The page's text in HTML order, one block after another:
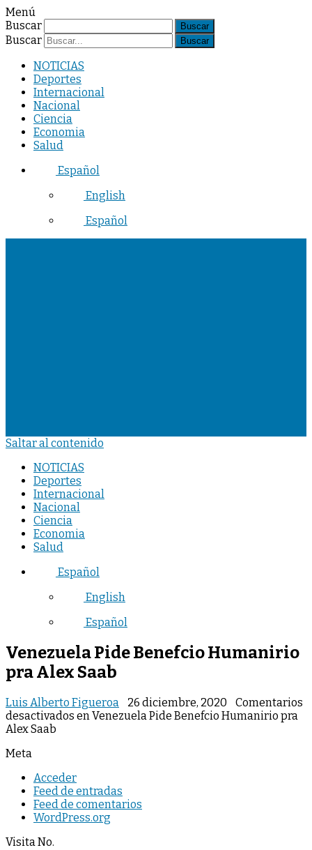
Menú
Buscar
Buscar
NOTICIAS
Deportes
Internacional
Nacional
Ciencia
Economia
Salud
Español
English
Español
Saltar al contenido
NOTICIAS
Deportes
Internacional
Nacional
Ciencia
Economia
Salud
Español
English
Español
Venezuela Pide Benefcio Humanirio
pra Alex Saab
Luis Alberto Figueroa 26 diciembre, 2020
Comentarios
desactivados en Venezuela Pide Benefcio Humanirio pra
Alex Saab
Meta
Acceder
Feed de entradas
Feed de comentarios
WordPress.org
Visita No.